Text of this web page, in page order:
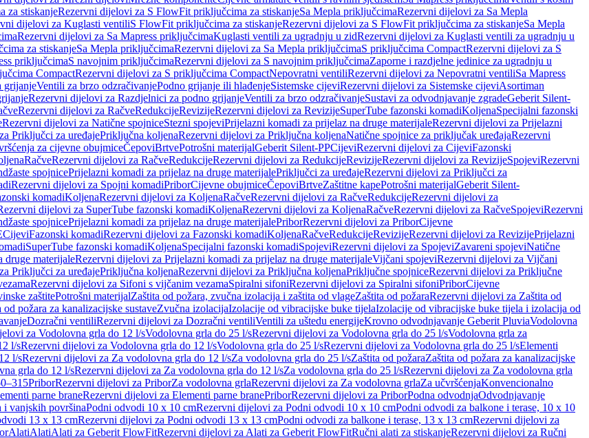
za stiskanjeRezervni dijelovi za S FlowFit priključcima za stiskanjeSa Mepla priključcimaRezervni dijelovi za Sa Mepla
dijelovi za Kuglasti ventiliS FlowFit priključcima za stiskanjeRezervni dijelovi za S FlowFit priključcima za stiskanjeSa Mepla
Rezervni dijelovi za Sa Mapress priključcimaKuglasti ventili za ugradnju u zidRezervni dijelovi za Kuglasti ventili za ugradnju u
za stiskanjeSa Mepla priključcimaRezervni dijelovi za Sa Mepla priključcimaS priključcima CompactRezervni dijelovi za S
priključcimaS navojnim priključcimaRezervni dijelovi za S navojnim priključcimaZaporne i razdjelne jedinice za ugradnju u
CompactRezervni dijelovi za S priključcima CompactNepovratni ventiliRezervni dijelovi za Nepovratni ventiliSa Mapress
grijanjeVentili za brzo odzračivanjePodno grijanje ili hlađenjeSistemske cijeviRezervni dijelovi za Sistemske cijeviAsortiman
Rezervni dijelovi za Razdjelnici za podno grijanjeVentili za brzo odzračivanjeSustavi za odvodnjavanje zgradeGeberit Silent-
Rezervni dijelovi za RačveRedukcijeRevizijeRezervni dijelovi za RevizijeSuperTube fazonski komadiKoljenaSpecijalni fazonski
Rezervni dijelovi za Natične spojniceStezni spojeviPrijelazni komadi za prijelaz na druge materijaleRezervni dijelovi za Prijelazni
Priključci za uređajePriključna koljenaRezervni dijelovi za Priključna koljenaNatične spojnice za priključak uređajaRezervni
za cijevne obujmiceČepoviBrtvePotrošni materijalGeberit Silent-PPCijeviRezervni dijelovi za CijeviFazonski
RačveRezervni dijelovi za RačveRedukcijeRezervni dijelovi za RedukcijeRevizijeRezervni dijelovi za RevizijeSpojeviRezervni
spojnicePrijelazni komadi za prijelaz na druge materijalePriključci za uređajeRezervni dijelovi za Priključci za
Rezervni dijelovi za Spojni komadiPriborCijevne obujmiceČepoviBrtveZaštitne kapePotrošni materijalGeberit Silent-
komadiKoljenaRezervni dijelovi za KoljenaRačveRezervni dijelovi za RačveRedukcijeRezervni dijelovi za
dijelovi za SuperTube fazonski komadiKoljenaRezervni dijelovi za KoljenaRačveRezervni dijelovi za RačveSpojeviRezervni
spojnicePrijelazni komadi za prijelaz na druge materijalePriborRezervni dijelovi za PriborCijevne
CijeviFazonski komadiRezervni dijelovi za Fazonski komadiKoljenaRačveRedukcijeRevizijeRezervni dijelovi za RevizijePrijelazni
SuperTube fazonski komadiKoljenaSpecijalni fazonski komadiSpojeviRezervni dijelovi za SpojeviZavareni spojeviNatične
druge materijaleRezervni dijelovi za Prijelazni komadi za prijelaz na druge materijaleVijčani spojeviRezervni dijelovi za Vijčani
Priključci za uređajePriključna koljenaRezervni dijelovi za Priključna koljenaPriključne spojniceRezervni dijelovi za Priključne
Rezervni dijelovi za Sifoni s vijčanim vezamaSpiralni sifoniRezervni dijelovi za Spiralni sifoniPriborCijevne
zaštitePotrošni materijalZaštita od požara, zvučna izolacija i zaštita od vlageZaštita od požaraRezervni dijelovi za Zaštita od
požara za kanalizacijske sustaveZvučna izolacijaIzolacije od vibracijske buke tijelaIzolacije od vibracijske buke tijela i izolacija od
Dozračni ventiliRezervni dijelovi za Dozračni ventiliVentili za uštedu energijeKrovno odvodnjavanje Geberit PluviaVodolovna
za Vodolovna grla do 12 l/sVodolovna grla do 25 l/sRezervni dijelovi za Vodolovna grla do 25 l/sVodolovna grla za
l/sRezervni dijelovi za Vodolovna grla do 12 l/sVodolovna grla do 25 l/sRezervni dijelovi za Vodolovna grla do 25 l/sElementi
l/sRezervni dijelovi za Za vodolovna grla do 12 l/sZa vodolovna grla do 25 l/sZaštita od požaraZaštita od požara za kanalizacijske
grla do 12 l/sRezervni dijelovi za Za vodolovna grla do 12 l/sZa vodolovna grla do 25 l/sRezervni dijelovi za Za vodolovna grla
PriborRezervni dijelovi za PriborZa vodolovna grlaRezervni dijelovi za Za vodolovna grlaZa učvršćenjaKonvencionalno
parne braneRezervni dijelovi za Elementi parne branePriborRezervni dijelovi za PriborPodna odvodnjaOdvodnjavanje
vanjskih površinaPodni odvodi 10 x 10 cmRezervni dijelovi za Podni odvodi 10 x 10 cmPodni odvodi za balkone i terase, 10 x 10
13 x 13 cmRezervni dijelovi za Podni odvodi 13 x 13 cmPodni odvodi za balkone i terase, 13 x 13 cmRezervni dijelovi za
AlatiAlatiAlati za Geberit FlowFitRezervni dijelovi za Alati za Geberit FlowFitRučni alati za stiskanjeRezervni dijelovi za Ručni